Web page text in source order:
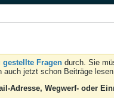
gestellte Fragen durch. Sie
jetzt schon Beiträge
Adresse, Wegwerf- oder